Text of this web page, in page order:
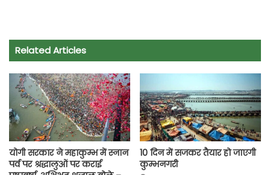
e
b
o
k
t
s
p
p
t
t
r
e
a
m
i
y
n
k
r
Related Articles
योगी सरकार ने महाकुम्भ में स्नान
पर्व पर श्रद्धालुओं पर कराई
10 दिन में सजकर तैयार हो जाएगी
कुम्भनगरी